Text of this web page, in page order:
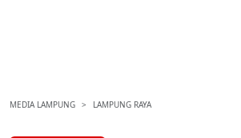
MEDIA LAMPUNG LAMPUNG RAYA